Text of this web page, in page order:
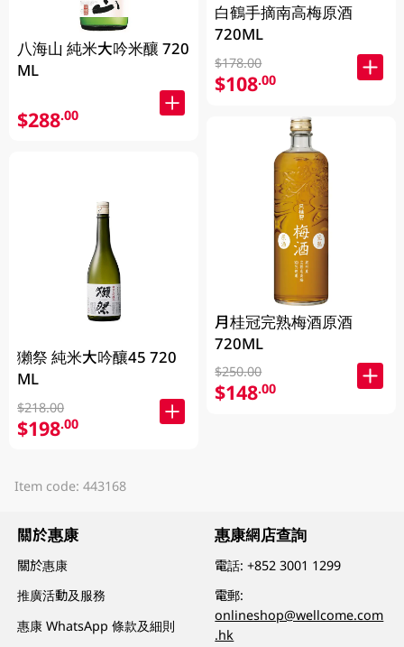
八海山 純米大吟米釀 720
ML
$288.00
獺祭 純米大吟釀45 720
ML
$218.00
$198.00
白鶴手摘南高梅原酒
720ML
$178.00
$108.00
月桂冠完熟梅酒原酒
720ML
$250.00
$148.00
Item code: 443168
關於惠康
關於惠康
推廣活動及服務
惠康 WhatsApp 條款及細則
惠康網店查詢
電話:+852 3001 1299
電郵:
onlineshop@wellcome.com
.hk